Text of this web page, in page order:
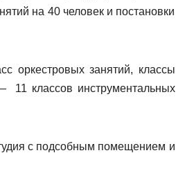
на 40 человек и постановки
оркестровых занятий, классы
11 классов инструментальных
с подсобным помещением и